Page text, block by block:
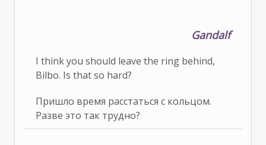
Gandalf
I think you should leave the ring behind,
Bilbo. Is that so hard?
Пришло время расстаться с кольцом.
Разве это так трудно?